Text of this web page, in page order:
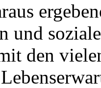
und
den